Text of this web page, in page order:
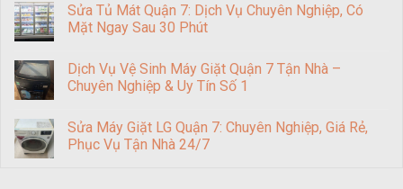
Sửa Tủ Mát Quận 7: Dịch Vụ Chuyên Nghiệp, Có
Mặt Ngay Sau 30 Phút
Dịch Vụ Vệ Sinh Máy Giặt Quận 7 Tận Nhà –
Chuyên Nghiệp & Uy Tín Số 1
Sửa Máy Giặt LG Quận 7: Chuyên Nghiệp, Giá Rẻ,
Phục Vụ Tận Nhà 24/7